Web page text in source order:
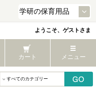
ようこそ、ゲストさま
カート メニュー